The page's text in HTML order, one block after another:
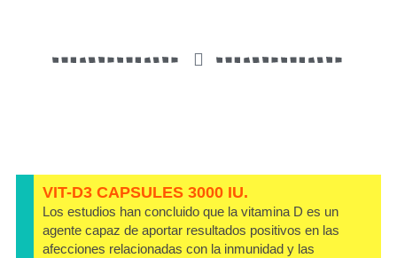
VIT-D3 CAPSULES 3000 IU.
Los estudios han concluido que la vitamina D es un
agente capaz de aportar resultados positivos en las
afecciones relacionadas con la inmunidad y las